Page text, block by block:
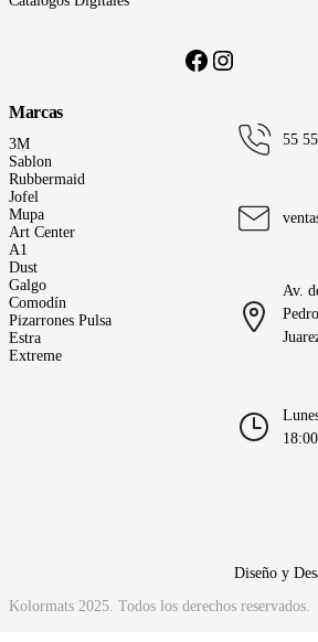
Facebook
Instagram
Marcas
3M
Sablon
Rubbermaid
Jofel
Mupa
Art Center
A1
Dust
Galgo
Comodín
Pizarrones Pulsa
Estra
Extreme
55
Av.
18:00
Kolormats 2025. Todos los derechos reservados.
Diseño y